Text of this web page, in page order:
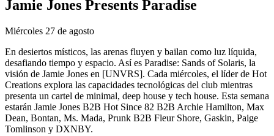
Jamie Jones Presents Paradise
Miércoles 27 de agosto
En desiertos místicos, las arenas fluyen y bailan como luz líquida,
desafiando tiempo y espacio. Así es Paradise: Sands of Solaris, la
visión de Jamie Jones en [UNVRS]. Cada miércoles, el líder de Hot
Creations explora las capacidades tecnológicas del club mientras
presenta un cartel de minimal, deep house y tech house. Esta semana
estarán Jamie Jones B2B Hot Since 82 B2B Archie Hamilton, Max
Dean, Bontan, Ms. Mada, Prunk B2B Fleur Shore, Gaskin, Paige
Tomlinson y DXNBY.